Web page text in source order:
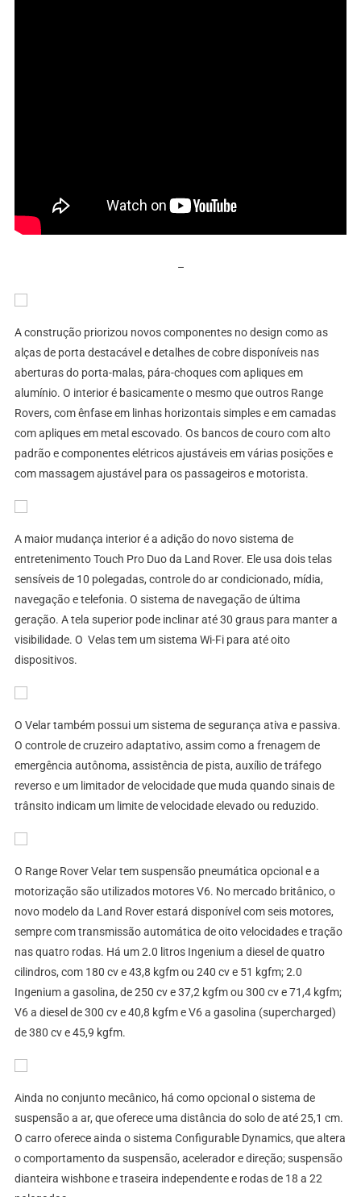
–
A construção priorizou novos componentes no design como as
alças de porta destacável e detalhes de cobre disponíveis nas
aberturas do porta-malas, pára-choques com apliques em
alumínio. O interior é basicamente o mesmo que outros Range
Rovers, com ênfase em linhas horizontais simples e em camadas
com apliques em metal escovado. Os bancos de couro com alto
padrão e componentes elétricos ajustáveis em várias posições e
com massagem ajustável para os passageiros e motorista.
A maior mudança interior é a adição do novo sistema de
entretenimento Touch Pro Duo da Land Rover. Ele usa dois telas
sensíveis de 10 polegadas, controle do ar condicionado, mídia,
navegação e telefonia. O sistema de navegação de última
geração. A tela superior pode inclinar até 30 graus para manter a
visibilidade. O Velas tem um sistema Wi-Fi para até oito
dispositivos.
O Velar também possui um sistema de segurança ativa e passiva.
O controle de cruzeiro adaptativo, assim como a frenagem de
emergência autônoma, assistência de pista, auxílio de tráfego
reverso e um limitador de velocidade que muda quando sinais de
trânsito indicam um limite de velocidade elevado ou reduzido.
O Range Rover Velar tem suspensão pneumática opcional e a
motorização são utilizados motores V6. No mercado britânico, o
novo modelo da Land Rover estará disponível com seis motores,
sempre com transmissão automática de oito velocidades e tração
nas quatro rodas. Há um 2.0 litros Ingenium a diesel de quatro
cilindros, com 180 cv e 43,8 kgfm ou 240 cv e 51 kgfm; 2.0
Ingenium a gasolina, de 250 cv e 37,2 kgfm ou 300 cv e 71,4 kgfm;
V6 a diesel de 300 cv e 40,8 kgfm e V6 a gasolina (supercharged)
de 380 cv e 45,9 kgfm.
Ainda no conjunto mecânico, há como opcional o sistema de
suspensão a ar, que oferece uma distância do solo de até 25,1 cm.
O carro oferece ainda o sistema Configurable Dynamics, que altera
o comportamento da suspensão, acelerador e direção; suspensão
dianteira wishbone e traseira independente e rodas de 18 a 22